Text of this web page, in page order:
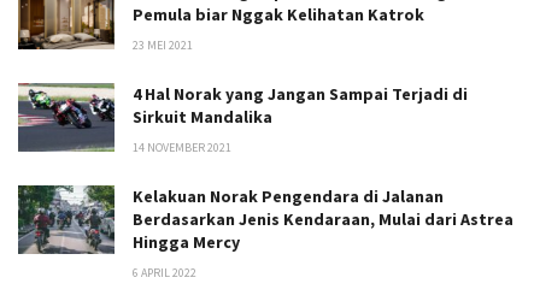
Pemula biar Nggak Kelihatan Katrok
23 MEI 2021
4 Hal Norak yang Jangan Sampai Terjadi di
Sirkuit Mandalika
14 NOVEMBER 2021
Kelakuan Norak Pengendara di Jalanan
Berdasarkan Jenis Kendaraan, Mulai dari Astrea
Hingga Mercy
6 APRIL 2022